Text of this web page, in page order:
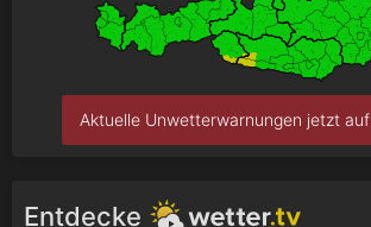
Aktuelle Unwetterwarnungen jetzt auf
Entdecke